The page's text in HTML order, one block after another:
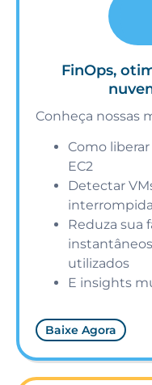
FinOps,
Conheça nossas
Como
EC2
Detectar
Reduza sua
utilizados
E insights
Baixe Agora